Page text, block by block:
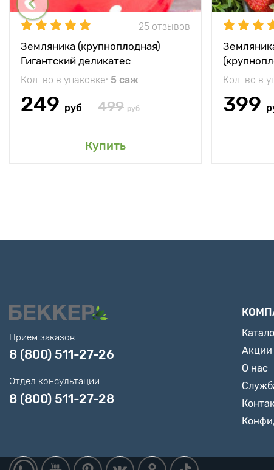
25 отзывов
Земляника (крупноплодная)
Гигантский деликатес
Кол-во в упаковке: 5 саж
249 руб 499 руб
Купить
Кол-во в
399
Прием заказов
8 (800) 511-27-26
Отдел консультации
8 (800) 511-27-28
Акции
О нас